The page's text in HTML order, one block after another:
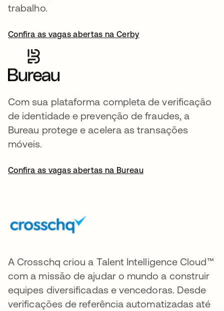
trabalho.
Confira as vagas abertas na Cerby
Com sua plataforma completa de verificação
de identidade e prevenção de fraudes, a
Bureau protege e acelera as transações
móveis.
Confira as vagas abertas na Bureau
A Crosschq criou a Talent Intelligence Cloud™
com a missão de ajudar o mundo a construir
equipes diversificadas e vencedoras. Desde
verificações de referência automatizadas até